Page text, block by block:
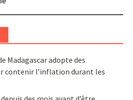
Madagascar adopte des
contenir l’inflation durant les